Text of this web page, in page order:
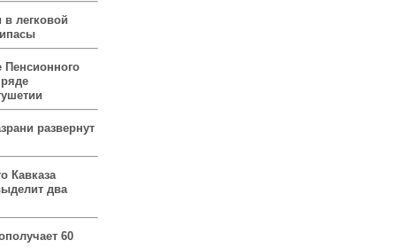
легковой
развернут
Кавказа
два
60